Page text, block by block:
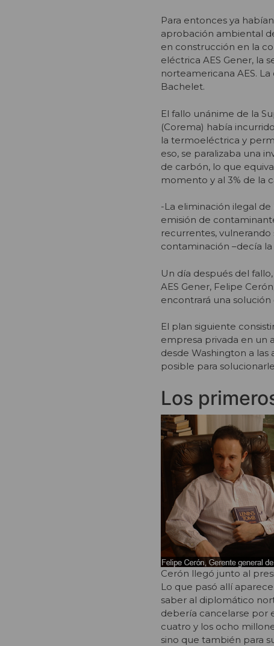
Para entonces ya
aprobación ambiental
en construcción en la
eléctrica AES Gener, la
norteamericana AES.
Bachelet.
El fallo unánime de la
(Corema) había
la termoeléctrica y
eso, se paralizaba una
de carbón, lo que
momento y al 3% de la
-La eliminación ilegal
emisión de
recurrentes,
contaminación –decía
Un día después del
AES Gener, Felipe
encontrará una
El plan siguiente
empresa privada en un
desde Washington a
posible para
Los
Cerón llegó junto al
Lo que pasó allí
saber al diplomático
debería cancelarse por
cuatro y los ocho
sino que también para